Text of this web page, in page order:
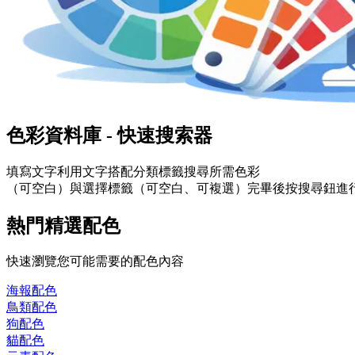
色彩資料庫 - 快速搜索器
填寫文字利用文字搭配分類標籤搜尋所需色彩
（可空白）與選擇標籤 （可空白、可複選）完畢後按搜尋鈕進
熱門精選配色
快速瀏覽您可能需要的配色內容
海報配色
鳥類配色
狗配色
貓配色